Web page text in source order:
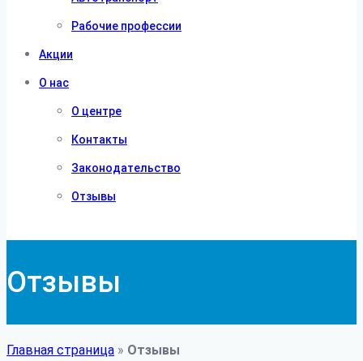
Рабочие профессии
Акции
О нас
О центре
Контакты
Законодательство
Отзывы
Отзывы
Главная страница » Отзывы